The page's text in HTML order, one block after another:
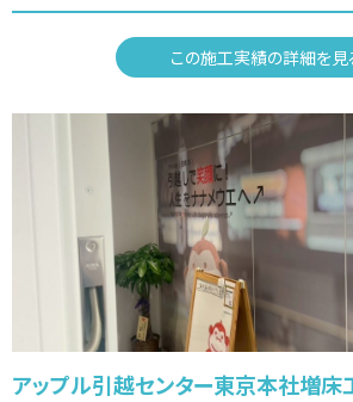
この施工実績の詳細を見
アップル引越センター東京本社増